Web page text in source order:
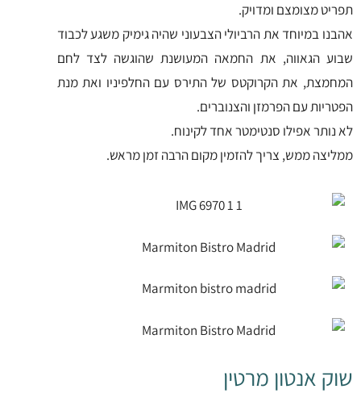
תפריט מצומצם ומדויק.
אהבנו במיוחד את הרביולי הצבעוני שהיה גימיק משגע לכבוד
שבוע הגאווה, את החמאה המעושנת שהוגשה לצד לחם
המחמצת, את הקרוקטס של התירס עם החלפיניו ואת מנת
הפטריות עם הפרמזן והצנוברים.
לא נותר אפילו סנטימטר אחד לקינוח.
ממליצה ממש, צריך להזמין מקום הרבה זמן מראש.
שוק אנטון מרטין